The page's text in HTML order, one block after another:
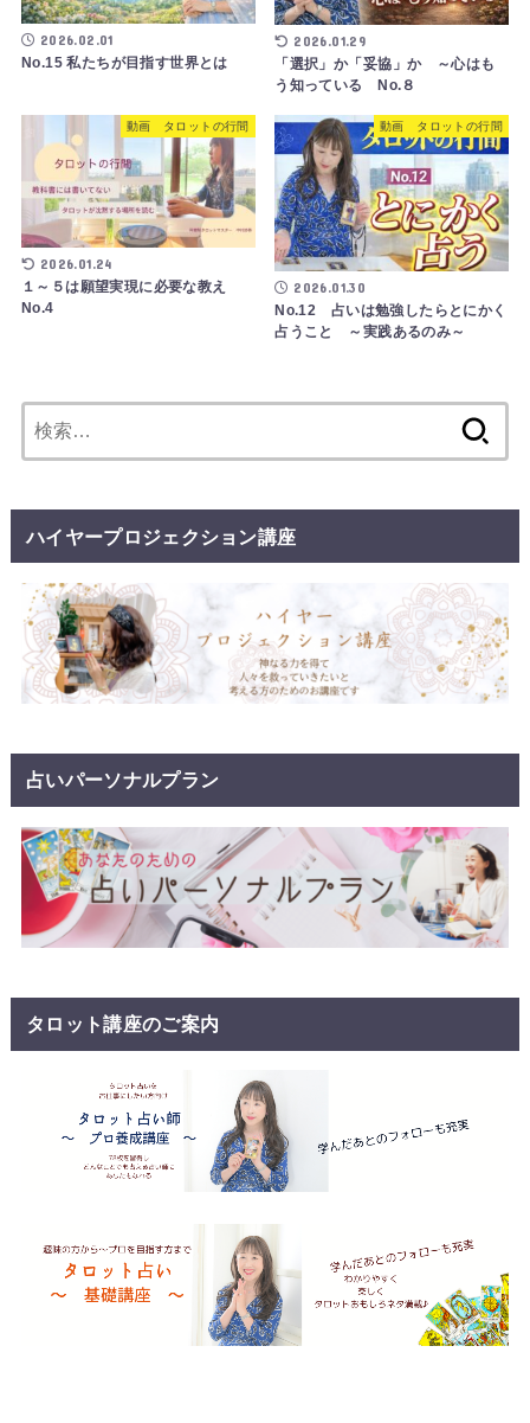
2026.02.01
No.15 私たちが目指す世界とは
2026.01.29
「選択」か「妥協」か ～心はも
う知っている No.８
動画 タロットの行間
2026.01.24
１～５は願望実現に必要な教え
No.4
動画 タロットの行間
2026.01.30
No.12 占いは勉強したらとにかく
占うこと ～実践あるのみ～
ハイヤープロジェクション講座
占いパーソナルプラン
タロット講座のご案内